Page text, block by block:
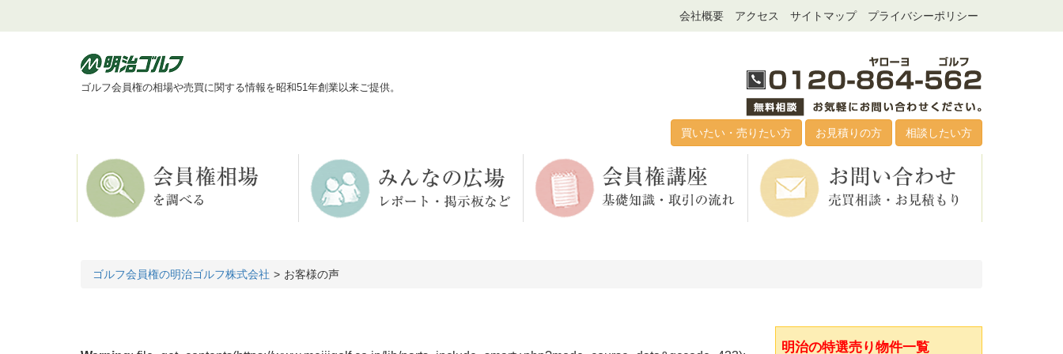
会社概要 アクセス サイトマップ プライバシーポリシー
ゴルフ会員権の相場や売買に関する情報を昭和51年創業以来ご提供。
買いたい・売りたい方 お見積りの方 相談したい方
ゴルフ会員権の明治ゴルフ株式会社 お客様の声
明治の特選売り物件一覧